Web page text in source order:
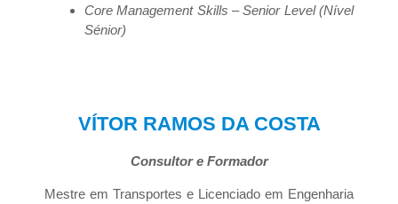
Core Management Skills – Senior Level (Nível
Sénior)
VÍTOR RAMOS DA COSTA
Consultor e Formador
Mestre em Transportes e Licenciado em Engenharia